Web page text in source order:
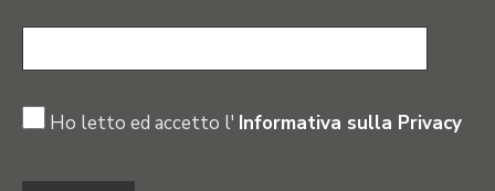
Ho letto ed accetto l' Informativa sulla Privacy